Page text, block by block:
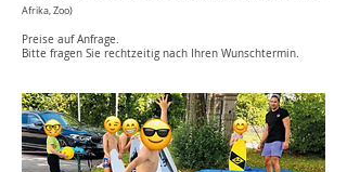
Afrika, Zoo)
Preise auf Anfrage.
Bitte fragen Sie rechtzeitig nach Ihren Wunschtermin.